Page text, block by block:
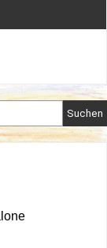
Suchen